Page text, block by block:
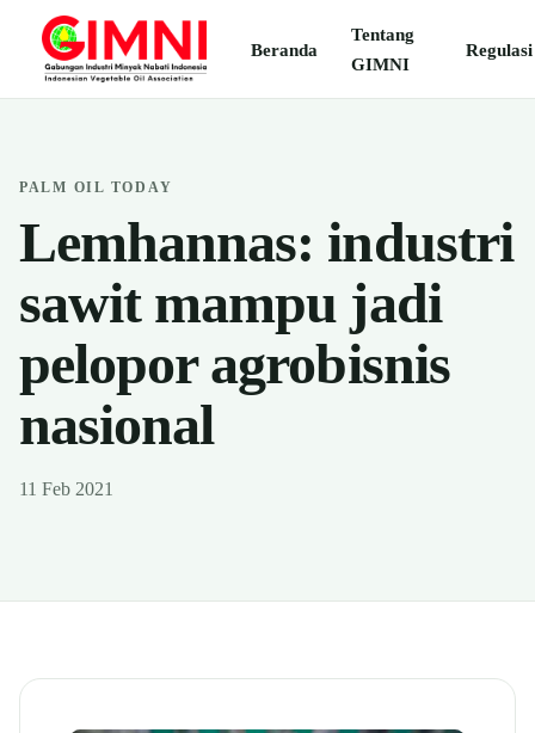
Beranda
Tentang
GIMNI
Regulasi
PALM OIL TODAY
Lemhannas: industri
sawit mampu jadi
pelopor agrobisnis
nasional
11 Feb 2021